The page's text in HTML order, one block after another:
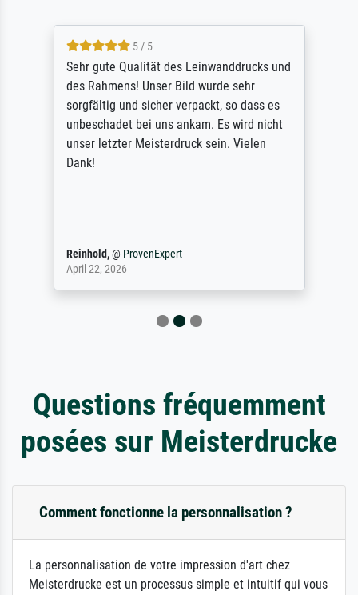
5 / 5
Sehr gute Qualität des Leinwanddrucks und
des Rahmens! Unser Bild wurde sehr
sorgfältig und sicher verpackt, so dass es
unbeschadet bei uns ankam. Es wird nicht
unser letzter Meisterdruck sein. Vielen
Dank!
Reinhold,@ ProvenExpert
April 22, 2026
Questions fréquemment
posées sur Meisterdrucke
Comment fonctionne la personnalisation ?
La personnalisation de votre impression d'art chez
Meisterdrucke est un processus simple et intuitif qui vous